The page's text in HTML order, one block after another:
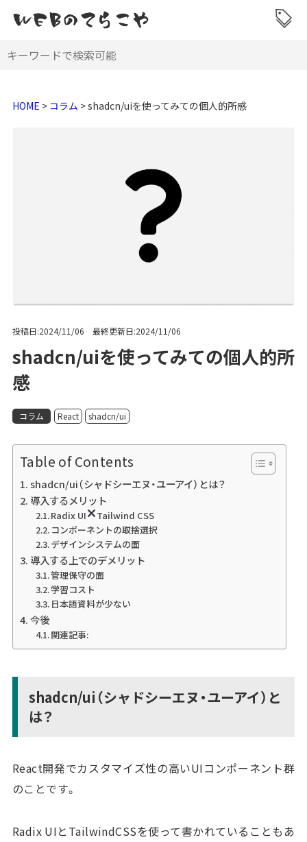
HOME > コラム >shadcn/uiを使ってみての個人的所感
投稿日:2024/11/06 最終更新日:2024/11/06
shadcn/uiを使ってみての個人的所
感
コラム React shadcn/ui
Table of Contents
shadcn/ui（シャドシーエヌ・ユーアイ）とは？
導入するメリット
Radix UI
Tailwind CSS
コンポーネントの取捨選択
デザインシステムの面
導入する上でのデメリット
管理保守の面
学習コスト
日本語資料が少ない
今後
関連記事:
shadcn/ui（シャドシーエヌ・ユーアイ）と
は？
React開発でカスタマイズ性の高いUIコンポーネント群
のことです。
Radix UIとTailwindCSSを使って書かれていることもあ